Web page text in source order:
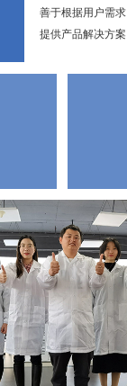
善于根据用户需求
提供产品解决方案